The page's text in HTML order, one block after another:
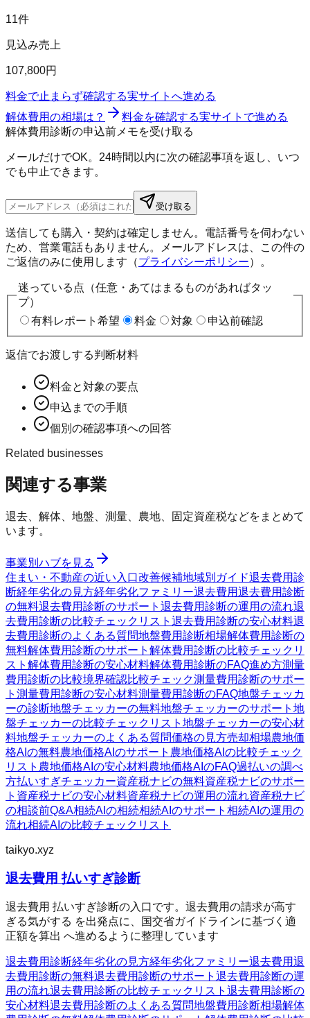
11件
見込み売上
107,800円
料金で止まらず確認する実サイトへ進める
解体費用の相場は？
料金を確認する実サイトで進める
解体費用診断の申込前メモを受け取る
メールだけでOK。24時間以内に次の確認事項を返し、いつ
でも中止できます。
受け取る
送信しても購入・契約は確定しません。電話番号を伺わない
ため、営業電話もありません。メールアドレスは、この件の
ご返信のみに使用します（プライバシーポリシー）。
迷っている点（任意・あてはまるものがあればタッ
プ）
有料レポート希望
料金 対象 申込前確認
返信でお渡しする判断材料
料金と対象の要点
申込までの手順
個別の確認事項への回答
Related businesses
関連する事業
退去、解体、地盤、測量、農地、固定資産税などをまとめて
います。
事業別ハブを見る
住まい・不動産の近い入口改善候補地域別ガイド退去費用診
断経年劣化の見方経年劣化ファミリー退去費用退去費用診断
の無料退去費用診断のサポート 退去費用診断の運用の流れ退
去費用診断の比較チェックリスト 退去費用診断の安心材料退
去費用診断のよくある質問地盤費用診断相場解体費用診断の
無料解体費用診断のサポート 解体費用診断の比較チェックリ
スト 解体費用診断の安心材料解体費用診断のFAQ進め方測量
費用診断の比較境界確認比較チェック測量費用診断のサポー
ト 測量費用診断の安心材料測量費用診断のFAQ地盤チェッカ
ーの診断地盤チェッカーの無料地盤チェッカーのサポート 地
盤チェッカーの比較チェックリスト 地盤チェッカーの安心材
料地盤チェッカーのよくある質問価格の見方売却相場農地価
格AIの無料農地価格AIのサポート 農地価格AIの比較チェック
リスト 農地価格AIの安心材料農地価格AIのFAQ過払いの調べ
方払いすぎチェッカー資産税ナビの無料資産税ナビのサポー
ト 資産税ナビの安心材料資産税ナビの運用の流れ資産税ナビ
の相談前Q&A相続AIの相続相続AIのサポート 相続AIの運用の
流れ相続AIの比較チェックリスト
taikyo.xyz
退去費用 払いすぎ診断
退去費用 払いすぎ診断の入口です。退去費用の請求が高す
ぎる気がする を出発点に、国交省ガイドラインに基づく適
正額を算出 へ進めるように整理しています
退去費用診断経年劣化の見方経年劣化ファミリー退去費用退
去費用診断の無料退去費用診断のサポート 退去費用診断の運
用の流れ退去費用診断の比較チェックリスト 退去費用診断の
安心材料退去費用診断のよくある質問地盤費用診断相場解体